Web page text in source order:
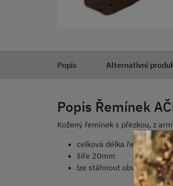
Popis Alternativní
Popis Řemínek
Kožený řemínek s přezkou, z
celková délka řemínku
šíře 20mm
lze stáhnout obvod o